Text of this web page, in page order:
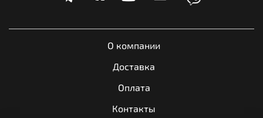
О компании
Доставка
Оплата
Контакты